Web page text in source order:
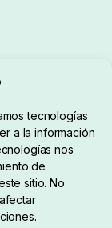
tecnologías
a la información
nos
de
sitio. No